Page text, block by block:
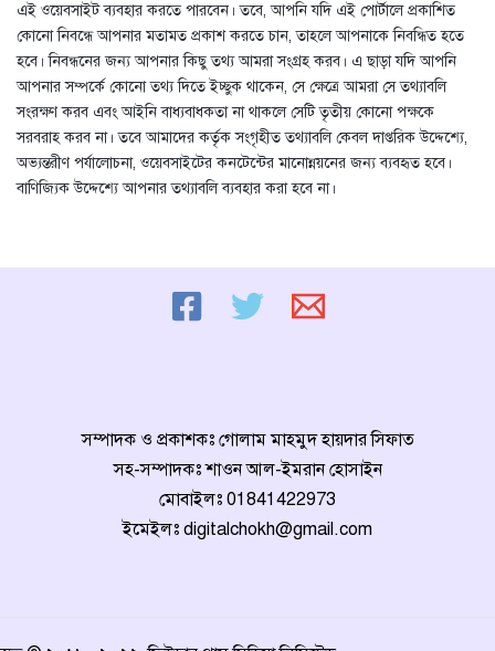
এই ওয়েবসাইট ব্যবহার করতে পারবেন। তবে, আপনি যদি এই পোর্টালে প্রকাশিত
কোনো নিবন্ধে আপনার মতামত প্রকাশ করতে চান, তাহলে আপনাকে নিবন্ধিত হতে
হবে। নিবন্ধনের জন্য আপনার কিছু তথ্য আমরা সংগ্রহ করব। এ ছাড়া যদি আপনি
আপনার সম্পর্কে কোনো তথ্য দিতে ইচ্ছুক থাকেন, সে ক্ষেত্রে আমরা সে তথ্যাবলি
সংরক্ষণ করব এবং আইনি বাধ্যবাধকতা না থাকলে সেটি তৃতীয় কোনো পক্ষকে
সরবরাহ করব না। তবে আমাদের কর্তৃক সংগৃহীত তথ্যাবলি কেবল দাপ্তরিক উদ্দেশ্যে,
অভ্যন্তরীণ পর্যালোচনা, ওয়েবসাইটের কনটেন্টের মানোন্নয়নের জন্য ব্যবহৃত হবে।
বাণিজ্যিক উদ্দেশ্যে আপনার তথ্যাবলি ব্যবহার করা হবে না।
সম্পাদক ও প্রকাশকঃ গোলাম মাহমুদ হায়দার সিফাত
সহ-সম্পাদকঃ শাওন আল-ইমরান হোসাইন
মোবাইলঃ 01841422973
ইমেইলঃ digitalchokh@gmail.com